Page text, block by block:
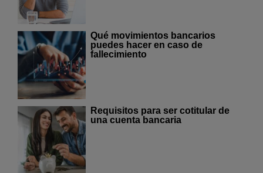
Qué movimientos bancarios
puedes hacer en caso de
fallecimiento
Requisitos para ser cotitular de
una cuenta bancaria